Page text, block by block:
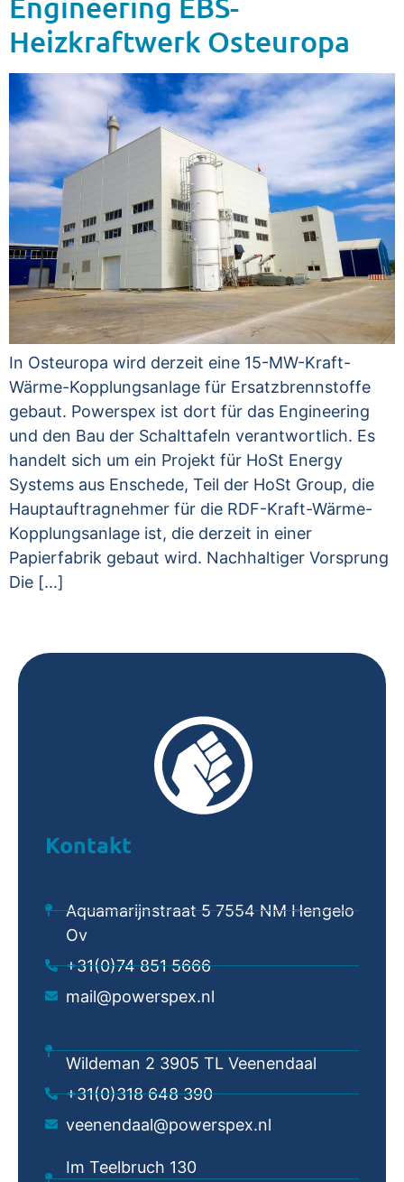
Engineering EBS-
Heizkraftwerk Osteuropa
In Osteuropa wird derzeit eine 15-MW-Kraft-
Wärme-Kopplungsanlage für Ersatzbrennstoffe
gebaut. Powerspex ist dort für das Engineering
und den Bau der Schalttafeln verantwortlich. Es
handelt sich um ein Projekt für HoSt Energy
Systems aus Enschede, Teil der HoSt Group, die
Hauptauftragnehmer für die RDF-Kraft-Wärme-
Kopplungsanlage ist, die derzeit in einer
Papierfabrik gebaut wird. Nachhaltiger Vorsprung
Die [...]
Kontakt
Aquamarijnstraat 5 7554 NM Hengelo
Ov
+31(0)74 851 5666
mail@powerspex.nl
Wildeman 2 3905 TL Veenendaal
+31(0)318 648 390
veenendaal@powerspex.nl
Im Teelbruch 130